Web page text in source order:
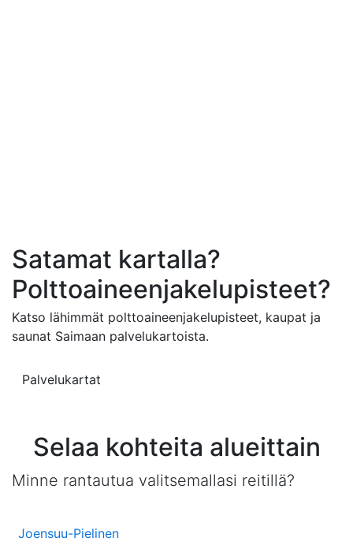
Satamat kartalla?
Polttoaineenjakelupisteet?
Katso lähimmät polttoaineenjakelupisteet, kaupat ja
saunat Saimaan palvelukartoista.
Palvelukartat
Selaa kohteita alueittain
Minne rantautua valitsemallasi reitillä?
Joensuu-Pielinen